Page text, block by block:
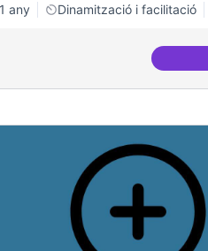
1 any
Dinamització i facilitació